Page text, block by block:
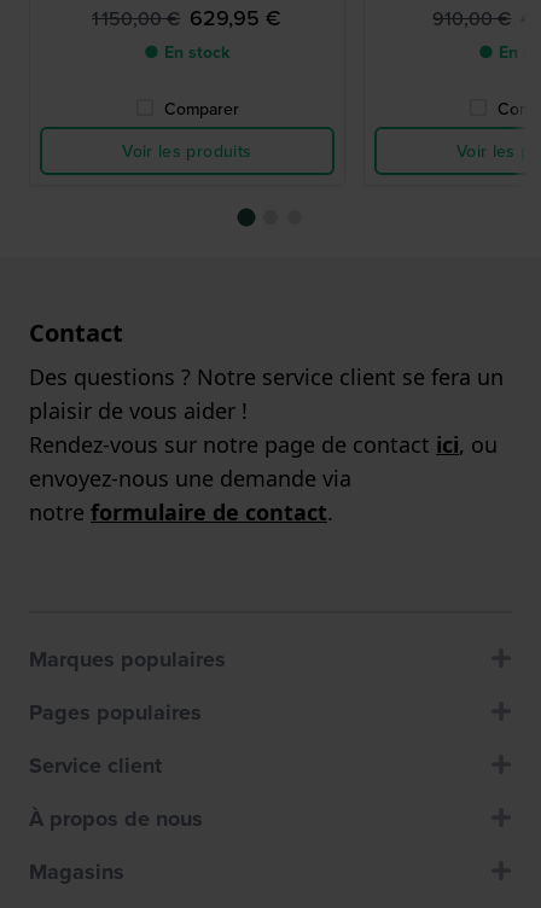
1 150,00 € 629,95 €
● En stock
Comparer
Voir les produits
910,00 €
● En
Voir les
Contact
Des questions ? Notre service client se fera un
plaisir de vous aider !
Rendez-vous sur notre page de contact ici, ou
envoyez-nous une demande via
notre formulaire de contact.
Marques populaires
Pages populaires
Service client
À propos de nous
Magasins